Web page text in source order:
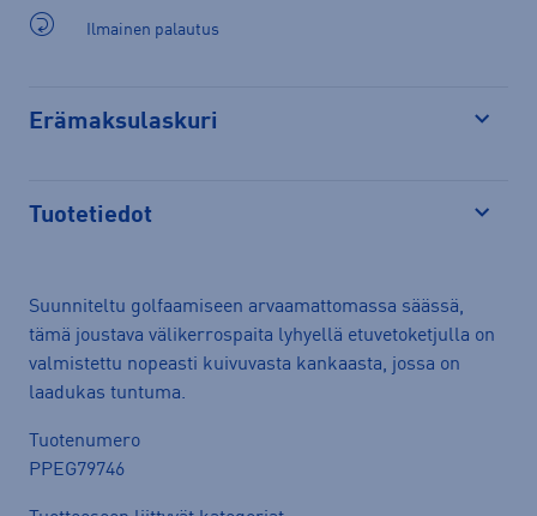
Ilmainen palautus
Erämaksulaskuri
Tuotetiedot
Suunniteltu golfaamiseen arvaamattomassa säässä,
tämä joustava välikerrospaita lyhyellä etuvetoketjulla on
valmistettu nopeasti kuivuvasta kankaasta, jossa on
laadukas tuntuma.
Tuotenumero
PPEG79746